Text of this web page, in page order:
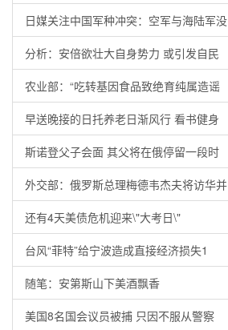
日媒关注中国军种冲突：空军与海陆军没
分析：安倍欲壮大自身势力 或引发自民
农业部：“吃转基因食品致绝育纯属造谣
早送晚接的日托养老日渐风行 看书健身
斯诺登父子会面 其父将在俄停留一段时
外交部：俄罗斯总理梅德韦杰夫将访华并
还有4天美债危机迎来\"大考日\"
台风“菲特”给宁波造成直接经济损失1
随笔：安第斯山下美酒飘香
美国8名国会议员被捕 只因不服从警察